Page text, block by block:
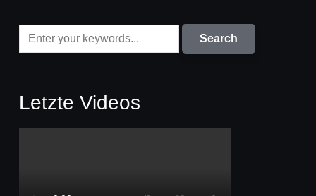
Letzte Videos